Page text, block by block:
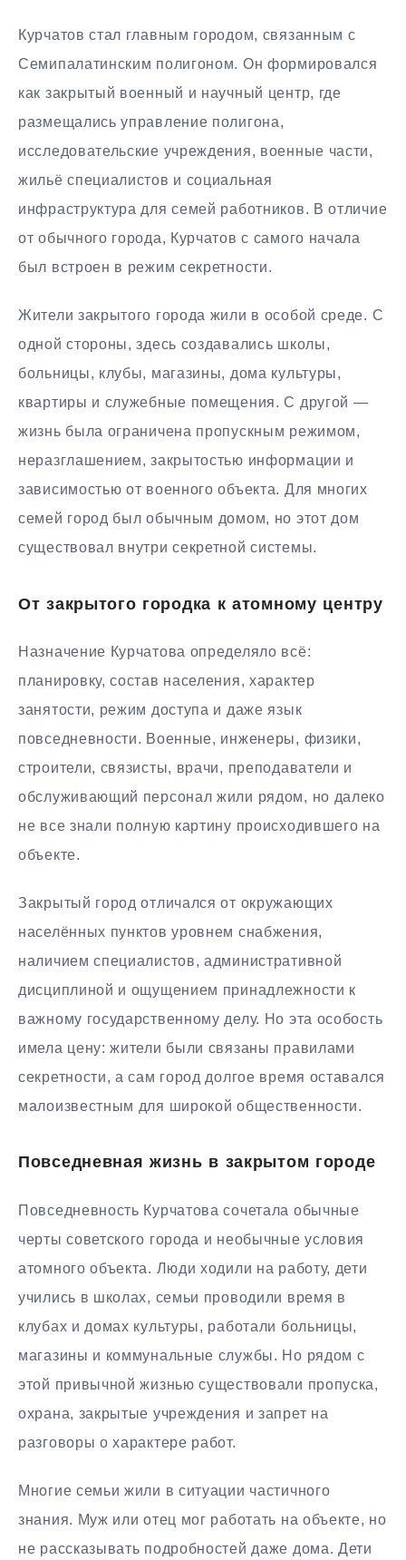
Курчатов стал главным городом, связанным с
Семипалатинским полигоном. Он формировался
как закрытый военный и научный центр, где
размещались управление полигона,
исследовательские учреждения, военные части,
жильё специалистов и социальная
инфраструктура для семей работников. В отличие
от обычного города, Курчатов с самого начала
был встроен в режим секретности.
Жители закрытого города жили в особой среде. С
одной стороны, здесь создавались школы,
больницы, клубы, магазины, дома культуры,
квартиры и служебные помещения. С другой —
жизнь была ограничена пропускным режимом,
неразглашением, закрытостью информации и
зависимостью от военного объекта. Для многих
семей город был обычным домом, но этот дом
существовал внутри секретной системы.
От закрытого городка к атомному центру
Назначение Курчатова определяло всё:
планировку, состав населения, характер
занятости, режим доступа и даже язык
повседневности. Военные, инженеры, физики,
строители, связисты, врачи, преподаватели и
обслуживающий персонал жили рядом, но далеко
не все знали полную картину происходившего на
объекте.
Закрытый город отличался от окружающих
населённых пунктов уровнем снабжения,
наличием специалистов, административной
дисциплиной и ощущением принадлежности к
важному государственному делу. Но эта особость
имела цену: жители были связаны правилами
секретности, а сам город долгое время оставался
малоизвестным для широкой общественности.
Повседневная жизнь в закрытом городе
Повседневность Курчатова сочетала обычные
черты советского города и необычные условия
атомного объекта. Люди ходили на работу, дети
учились в школах, семьи проводили время в
клубах и домах культуры, работали больницы,
магазины и коммунальные службы. Но рядом с
этой привычной жизнью существовали пропуска,
охрана, закрытые учреждения и запрет на
разговоры о характере работ.
Многие семьи жили в ситуации частичного
знания. Муж или отец мог работать на объекте, но
не рассказывать подробностей даже дома. Дети